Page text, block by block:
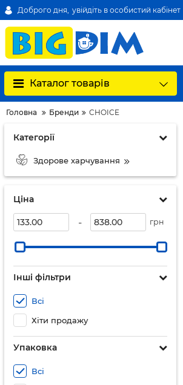
Доброго дня, увійдіть в особистий кабінет
Каталог товарів
Головна Бренди CHOICE
Категорії
Здорове харчування
Ціна
- грн
Інші фільтри
Всі
Хіти продажу
Упаковка
Всі